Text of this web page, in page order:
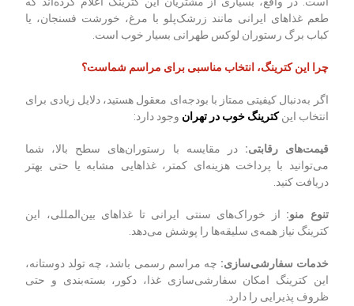
طعم غذاهای ایرانی مانند زرشک‌پلو با مرغ، خورشت فسنجان، یا
کباب برگ رستوران لوکس طهرانی بسیار خوب است.
چرا این کترینگ، انتخاب مناسبی برای مراسم شماست؟
اگر به‌دنبال کیفیتی ممتاز با بودجه‌ای معقول هستید، دلایل زیادی برای
انتخاب اینکترینگ خوب در تهران وجود دارد:
قیمت‌های رقابتی: در مقایسه با رستوران‌های سطح بالا، شما
می‌توانید با پرداخت هزینه‌ای کمتر، غذاهایی مشابه یا حتی بهتر
دریافت کنید.
تنوع منو: از خوراک‌های سنتی ایرانی تا غذاهای بین‌المللی، این
کترینگ نیاز همه‌ی سلیقه‌ها را پوشش می‌دهد.
خدمات سفارشی‌سازی: چه مراسم رسمی باشد، چه تولد دوستانه،
این کترینگ امکان سفارشی‌سازی غذا، دکور، بسته‌بندی و حتی
ظروف پذیرایی را دارد.